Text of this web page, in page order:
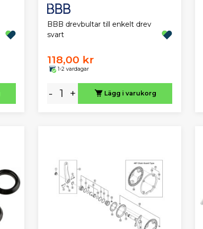
BBB drevbultar till enkelt drev
svart
118,00 kr
1-2 vardagar
- + Lägg i varukorg